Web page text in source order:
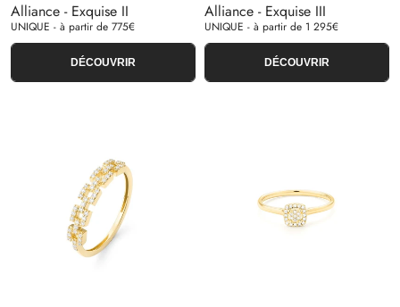
Alliance - Exquise II
UNIQUE - à partir de 775€
DÉCOUVRIR
Alliance - Exquise III
UNIQUE - à partir de 1 295€
DÉCOUVRIR